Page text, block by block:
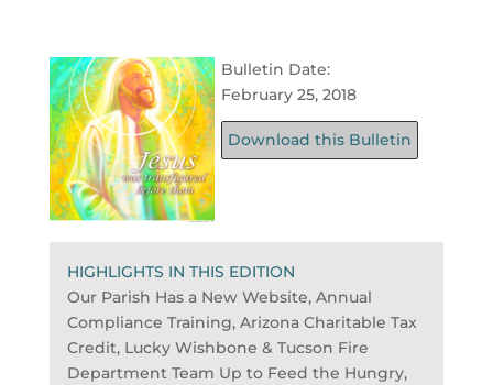
Bulletin Date:
February 25, 2018
Download this Bulletin
HIGHLIGHTS IN THIS EDITION
Our Parish Has a New Website, Annual
Compliance Training, Arizona Charitable Tax
Credit, Lucky Wishbone & Tucson Fire
Department Team Up to Feed the Hungry,